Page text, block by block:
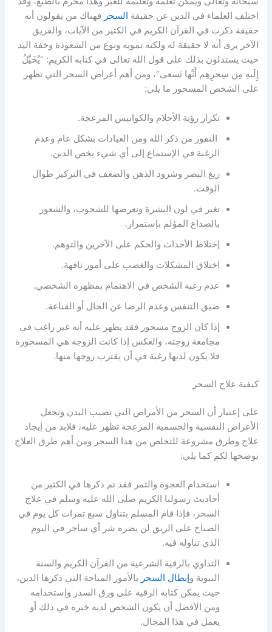
اختلف العلماء في الدين عن حقيقة السحر فهناك من يقولون أنه
حقيقة ذكرت في القرآن الكريم في الكثير من الآيات، والفريق
الآخر يرى أنه لا حقيقة له ولكنه تمويه ونوع من الشعوذة وخفة اليد
حيث يستدلون بذلك على قول الله تعالى في كتابه الكريم: “يُخَيَّلُ
إِلَيهِ مِن سِحرِهِم أَنَّها تَسعى”، ومن أهم أعراض السحر التي تظهر
على الشخص المسحور ما يلي:
تكرار رؤية الأحلام والكوابيس المزعجة.
النفور من ذكر الله ومن العبادات بشكل عام وعدم
الرغبة في الإستماع إلى أي شيء يخص الدين.
زيغ البصر وشرود الذهن والضعف في التركيز طوال
الوقت.
تغير في لون البشرة وتعرضها للشحوب، والشعور
بالصداع المؤلم بإستمرار.
إختلاط الأحداث والحكم على الآخرين والتوهم.
اختلاق المشكلات والغضب على أمور تافهة.
عدم رغبة الشخص في الاهتمام بمظهره الشخصي.
ضيق التنفس وعدم الرضا عن الحال أو القناعة.
إذا كان الزوج مسحور فقد يظهر عليه أنه غير راغب في
مجامعة زوجته، والعكس إذا كانت الزوجة هي المسحورة
فلا يكون لديها رغبة في أن يقترب زوجها منها.
كيفية علاج السحر
على إعتبار أن السحر من الأمراض التي تصيب البدن وتجعل
الأعراض النفسية والجسمية المزعجة تظهر عليه، فلابد من إيجاد
علاج وطرق مشروعة للتخلص من هذا السحر ومن أهم طرق العلاج
نوضحها لكم كما يلي:
استخدام العجوة والتمر فقد تم ذكرها في الكثير من
أحاديث رسولنا الكريم صلى الله عليه وسلم في علاج
السحر، فإذا قام المسلم بتناول سبع تمرات كل يوم في
الصباح على الريق لن يضره شر أي ساحر في اليوم
الذي تناوله فيه.
التداوي بالرقية الشرعية من القرآن الكريم والسنة
النبوية وإبطال السحر بالأمور المباحة التي ذكرها الدين،
حيث يمكن كتابة الرقية على ورق السدر وإستخدامه
ومن الأفضل أن يكون الشخص لديه خبره في ذلك أو
يعمل في هذا المجال.